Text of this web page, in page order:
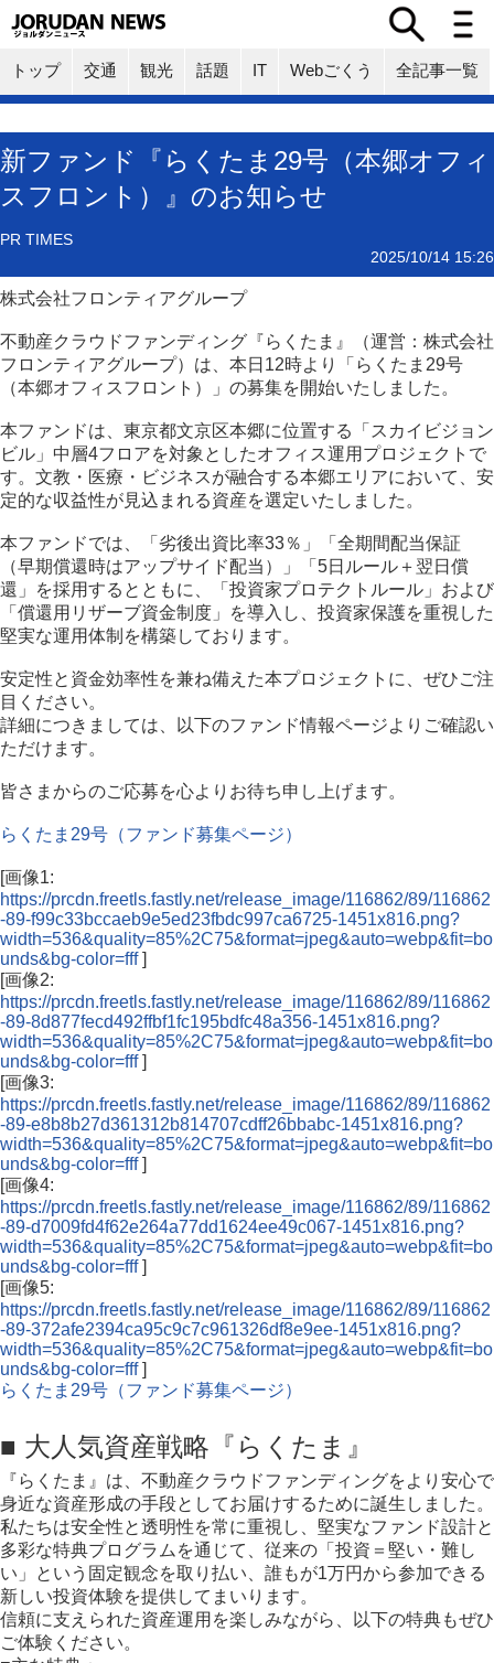
トップ 交通 観光 話題 IT Webごくう 全記事一覧
新ファンド『らくたま29号（本郷オフィ
スフロント）』のお知らせ
PR TIMES
2025/10/14 15:26
株式会社フロンティアグループ
不動産クラウドファンディング『らくたま』（運営：株式会社
フロンティアグループ）は、本日12時より「らくたま29号
（本郷オフィスフロント）」の募集を開始いたしました。
本ファンドは、東京都文京区本郷に位置する「スカイビジョン
ビル」中層4フロアを対象としたオフィス運用プロジェクトで
す。文教・医療・ビジネスが融合する本郷エリアにおいて、安
定的な収益性が見込まれる資産を選定いたしました。
本ファンドでは、「劣後出資比率33％」「全期間配当保証
（早期償還時はアップサイド配当）」「5日ルール＋翌日償
還」を採用するとともに、「投資家プロテクトルール」および
「償還用リザーブ資金制度」を導入し、投資家保護を重視した
堅実な運用体制を構築しております。
安定性と資金効率性を兼ね備えた本プロジェクトに、ぜひご注
目ください。
詳細につきましては、以下のファンド情報ページよりご確認い
ただけます。
皆さまからのご応募を心よりお待ち申し上げます。
らくたま29号（ファンド募集ページ）
[画像1:
https://prcdn.freetls.fastly.net/release_image/116862/89/116862
-89-f99c33bccaeb9e5ed23fbdc997ca6725-1451x816.png?
width=536&quality=85%2C75&format=jpeg&auto=webp&fit=bo
unds&bg-color=fff]
[画像2:
https://prcdn.freetls.fastly.net/release_image/116862/89/116862
-89-8d877fecd492ffbf1fc195bdfc48a356-1451x816.png?
width=536&quality=85%2C75&format=jpeg&auto=webp&fit=bo
unds&bg-color=fff]
[画像3:
https://prcdn.freetls.fastly.net/release_image/116862/89/116862
-89-e8b8b27d361312b814707cdff26bbabc-1451x816.png?
width=536&quality=85%2C75&format=jpeg&auto=webp&fit=bo
unds&bg-color=fff]
[画像4:
https://prcdn.freetls.fastly.net/release_image/116862/89/116862
-89-d7009fd4f62e264a77dd1624ee49c067-1451x816.png?
width=536&quality=85%2C75&format=jpeg&auto=webp&fit=bo
unds&bg-color=fff]
[画像5:
https://prcdn.freetls.fastly.net/release_image/116862/89/116862
-89-372afe2394ca95c9c7c961326df8e9ee-1451x816.png?
width=536&quality=85%2C75&format=jpeg&auto=webp&fit=bo
unds&bg-color=fff]
らくたま29号（ファンド募集ページ）
■ 大人気資産戦略『らくたま』
『らくたま』は、不動産クラウドファンディングをより安心で
身近な資産形成の手段としてお届けするために誕生しました。
私たちは安全性と透明性を常に重視し、堅実なファンド設計と
多彩な特典プログラムを通じて、従来の「投資＝堅い・難し
い」という固定観念を取り払い、誰もが1万円から参加できる
新しい投資体験を提供してまいります。
信頼に支えられた資産運用を楽しみながら、以下の特典もぜひ
ご体験ください。